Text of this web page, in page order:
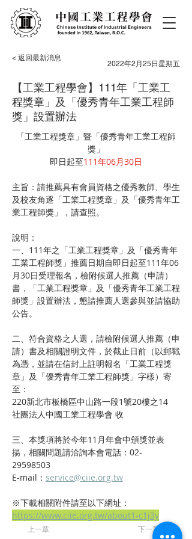
< 返回最新消息
2022年2月25日星期五
【工業工程學會】111年「工業工
程獎章」及「優秀青年工業工程師
獎」設置辦法
「工業工程獎章」暨「優秀青年工業工程師
獎」
即日起至111年06月30日
主旨：請推薦具有會員資格之優秀教師、學生
及校友角逐「工業工程獎章」及「優秀青年工
業工程師獎」，請查照。
說明：
一、111年之「工業工程獎章」及「優秀青年
工業工程師獎」推薦日期自即日起至111年06
月30日受理報名，檢附候選人推薦（申請）
書，「工業工程獎章」及「優秀青年工業工程
師獎」設置辦法，懇請推薦人選參與並請協助
公告。
二、符合資格之人選，請檢附候選人推薦（申
請）書及相關證明文件，於截止日前（以郵戳
為憑，並請在信封上註明報名「工業工程獎
章」及「優秀青年工業工程師獎」字樣）寄
至：
220新北市板橋區中山路一段1號20樓之14
社團法人中國工業工程學會 收
三、本獎項將於今年11月年會中頒獎並表
揚，相關問題請洽詢本會電話：02-
29598503
E-mail： service@ciie.org.tw
※下載相關附件請至以下網址：
https://www.ciie.org.tw/about1-c1j3y
上一章 下一章